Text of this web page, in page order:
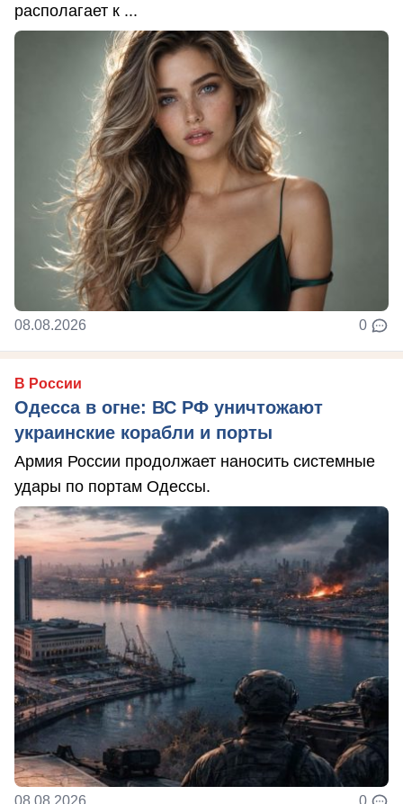
располагает к ...
08.08.2026 0
В России
Одесса в огне: ВС РФ уничтожают
украинские корабли и порты
Армия России продолжает наносить системные
удары по портам Одессы.
08.08.2026 0